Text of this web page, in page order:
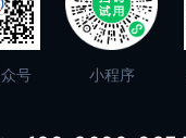
号 小程序